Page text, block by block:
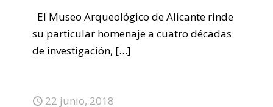
El Museo Arqueológico de Alicante rinde
su particular homenaje a cuatro décadas
de investigación, […]
22 junio, 2018